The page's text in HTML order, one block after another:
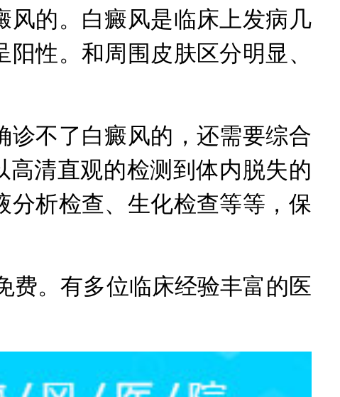
的。白癜风是临床上发病几
性。和周围皮肤区分明显、
不了白癜风的，还需要综合
清直观的检测到体内脱失的
分析检查、生化检查等等，保
。有多位临床经验丰富的医